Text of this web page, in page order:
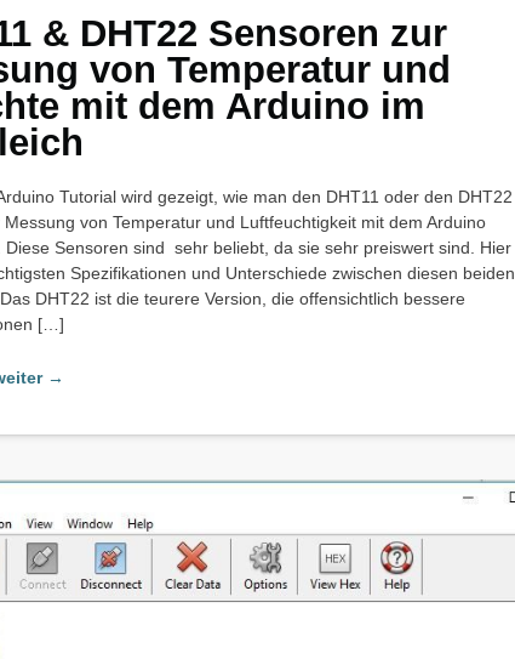
& DHT22 Sensoren zur
von Temperatur und
mit dem Arduino im
Tutorial wird gezeigt, wie man den DHT11 oder den DHT22
Messung von Temperatur und Luftfeuchtigkeit mit dem Arduino
Diese Sensoren sind sehr beliebt, da sie sehr preiswert sind. Hier
Spezifikationen und Unterschiede zwischen diesen beiden
DHT22 ist die teurere Version, die offensichtlich bessere
[…]
→